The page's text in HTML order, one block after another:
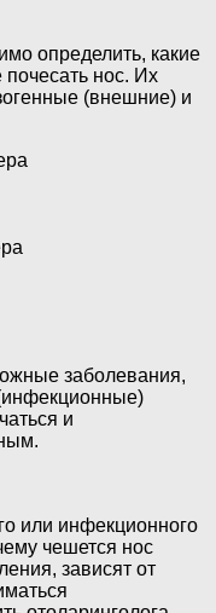
определить, какие
нос. Их
(внешние) и
заболевания,
и
или инфекционного
чешется нос
зависят от